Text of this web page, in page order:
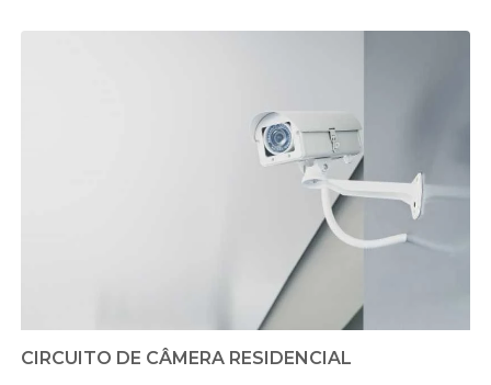
CIRCUITO DE CÂMERA RESIDENCIAL